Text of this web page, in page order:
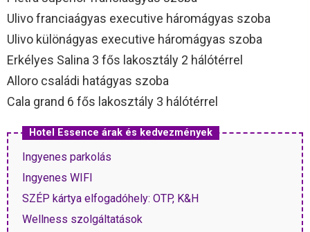
Ulivo franciaágyas executive háromágyas szoba
Ulivo különágyas executive háromágyas szoba
Erkélyes Salina 3 fős lakosztály 2 hálótérrel
Alloro családi hatágyas szoba
Cala grand 6 fős lakosztály 3 hálótérrel
Hotel Essence árak és kedvezmények
Ingyenes parkolás
Ingyenes WIFI
SZÉP kártya elfogadóhely: OTP, K&H
Wellness szolgáltatások